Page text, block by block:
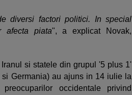
diversi factori politici. In special
afecta piata", a explicat Novak,
si statele din grupul '5 plus 1'
Germania) au ajuns in 14 iulie la
occidentale privind